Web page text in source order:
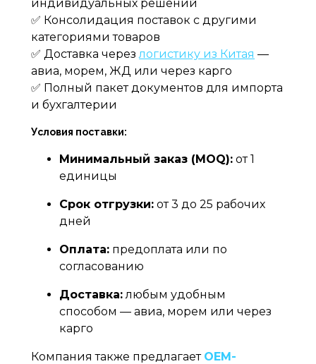
индивидуальных решений
✅ Консолидация поставок с другими
категориями товаров
✅ Доставка через логистику из Китая —
авиа, морем, ЖД или через карго
✅ Полный пакет документов для импорта
и бухгалтерии
Условия поставки:
Минимальный заказ (MOQ): от 1
единицы
Срок отгрузки: от 3 до 25 рабочих
дней
Оплата: предоплата или по
согласованию
Доставка: любым удобным
способом — авиа, морем или через
карго
Компания также предлагает OEM-